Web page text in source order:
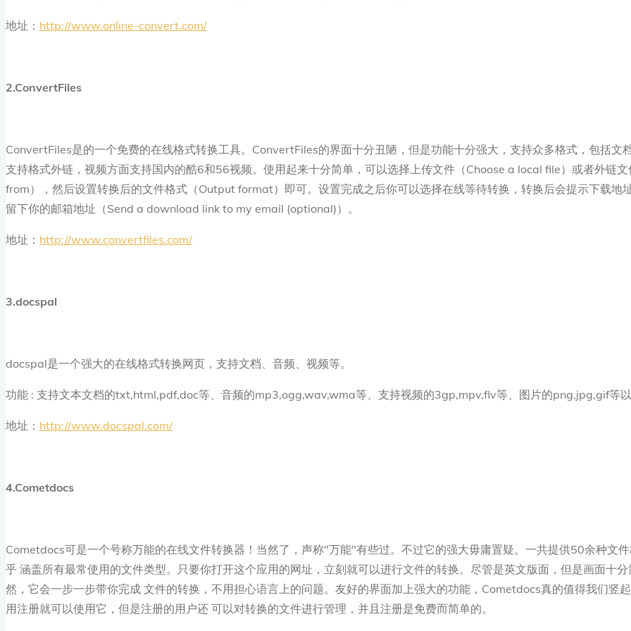
地址： http://www.online-convert.com/
2.ConvertFiles
ConvertFiles是的一个免费的在线格式转换工具。ConvertFiles的界面十分丑陋，但是功能十分强大，支持众多格式，包括文
支持格式外链，视频方面支持国内的酷6和56视频。使用起来十分简单，可以选择上传文件（Choose a local file）或者外链
from），然后设置转换后的文件格式（Output format）即可。设置完成之后你可以选择在线等待转换，转换后会提示下载地
留下你的邮箱地址（Send a download link to my email (optional)）。
地址： http://www.convertfiles.com/
3.docspal
docspal是一个强大的在线格式转换网页，支持文档、音频、视频等。
功能 : 支持文本文档的txt,html,pdf,doc等、音频的mp3,ogg,wav,wma等、支持视频的3gp,mpv,flv等、图片的png,jpg,gif等
地址： http://www.docspal.com/
4.Cometdocs
Cometdocs可是一个号称万能的在线文件转换器！当然了，声称"万能"有些过。不过它的强大毋庸置疑。一共提供50余种文
乎 涵盖所有最常使用的文件类型。只要你打开这个应用的网址，立刻就可以进行文件的转换。尽管是英文版面，但是画面十
然，它会一步一步带你完成 文件的转换，不用担心语言上的问题。友好的界面加上强大的功能，Cometdocs真的值得我们竖
用注册就可以使用它，但是注册的用户还 可以对转换的文件进行管理，并且注册是免费而简单的。